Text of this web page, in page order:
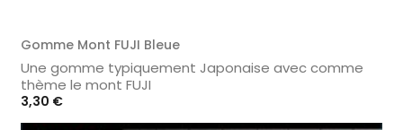
Gomme Mont FUJI Bleue
Une gomme typiquement Japonaise avec comme
thème le mont FUJI
Prix
3,30 €